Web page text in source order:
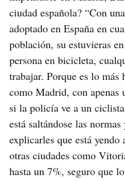
ciudad española? “Con
adoptado en España en
población, su estuvieras
persona en bicicleta,
trabajar. Porque es lo más
como Madrid, con
si la policía ve a un
está saltándose las
explicarles que está yendo
otras ciudades como
hasta un 7%, seguro que